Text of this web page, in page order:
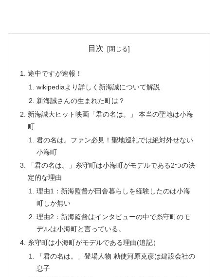
目次
途中ですが速報！
wikipediaより詳しく新海誠について解説
新海誠さんの生まれた町は？
新海誠大ヒット映画「君の名は。」 本当の聖地は小海
町
君の名は。ファン必見！聖地巡礼では絶対外せない
小海町
「君の名は。」糸守町は小海町がモデルである2つの決
定的な理由
理由1：新海監督が田舎暮らしを経験したのは小海
町しか無い
理由2：新海監督はインタビューの中で糸守町のモ
デルは小海町と言っている。
糸守町は小海町がモデルである理由(追記）
「君の名は。」登場人物 勅使河原克彦は建設会社の
息子